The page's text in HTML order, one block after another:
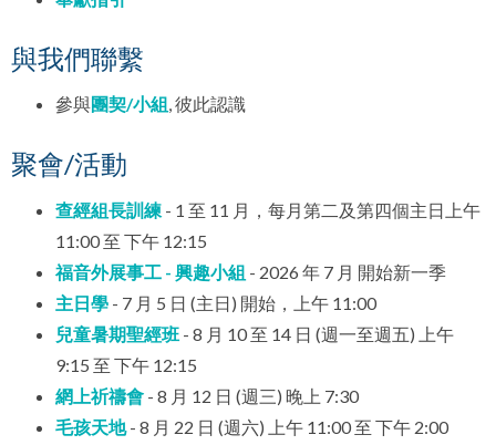
與我們聯繫
參與團契/小組, 彼此認識
聚會/活動
查經組長訓練 - 1 至 11 月，每月第二及第四個主日上午
11:00 至 下午 12:15
福音外展事工 - 興趣小組 - 2026 年 7 月 開始新一季
主日學 - 7 月 5 日 (主日) 開始，上午 11:00
兒童暑期聖經班 - 8 月 10 至 14 日 (週一至週五) 上午
9:15 至 下午 12:15
網上祈禱會 - 8 月 12 日 (週三) 晚上 7:30
毛孩天地 - 8 月 22 日 (週六) 上午 11:00 至 下午 2:00